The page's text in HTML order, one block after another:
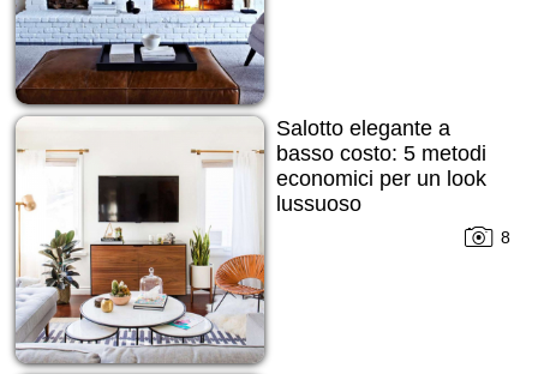
Salotto elegante a
basso costo: 5 metodi
economici per un look
lussuoso
8